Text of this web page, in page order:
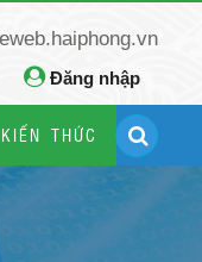
Đăng nhập
KIẾN THỨC